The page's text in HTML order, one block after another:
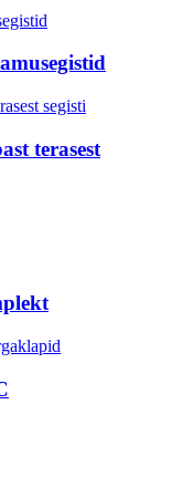
terasest